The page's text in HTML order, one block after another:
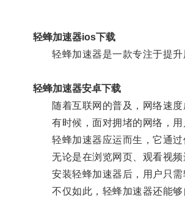
轻蜂加速器ios下载
轻蜂加速器是一款专注于提升
轻蜂加速器安卓下载
随着互联网的普及，网络速度
有时候，面对拥堵的网络，用
轻蜂加速器应运而生，它通过
无论是在浏览网页、观看视频
安装轻蜂加速器后，用户只需
不仅如此，轻蜂加速器还能够